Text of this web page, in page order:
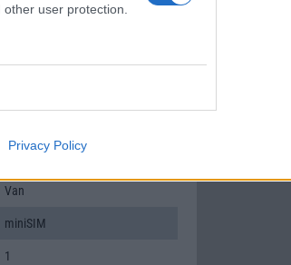
user protection.
Privacy Policy
Van
miniSIM
1